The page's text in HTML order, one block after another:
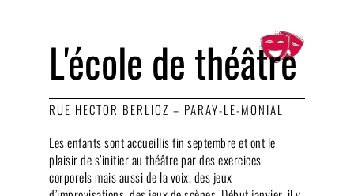
L'école de théâtre
RUE HECTOR BERLIOZ – PARAY-LE-MONIAL
Les enfants sont accueillis fin septembre et ont le
plaisir de s’initier au théâtre par des exercices
corporels mais aussi de la voix, des jeux